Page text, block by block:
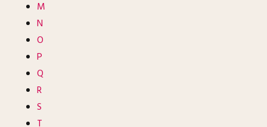
M
N
O
P
Q
R
S